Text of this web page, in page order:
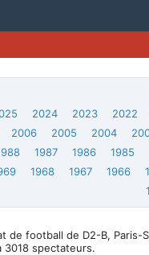
2024 2023 2022
2006 2005 2004
1987 1986 1985
1968 1967 1966
de football de D2-B,
3018 spectateurs.